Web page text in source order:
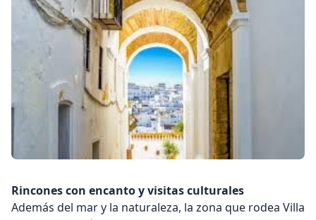
Rincones con encanto y visitas culturales
Además del mar y la naturaleza, la zona que rodea Villa